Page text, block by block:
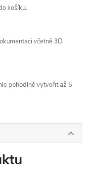
košíku.
včetně 3D
pohodlně vytvořit až 5